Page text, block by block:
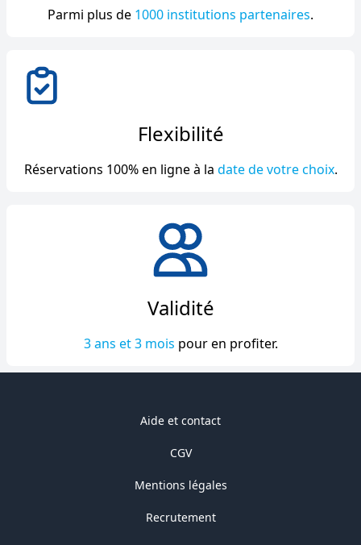
Parmi plus de 1000 institutions partenaires.
Flexibilité
Réservations 100% en ligne à la date de votre choix.
Validité
3 ans et 3 mois pour en profiter.
Aide et contact
CGV
Mentions légales
Recrutement